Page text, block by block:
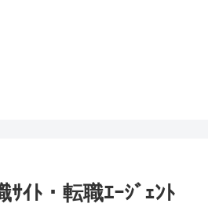
ｲﾄ・転職ｴｰｼﾞｪﾝﾄ